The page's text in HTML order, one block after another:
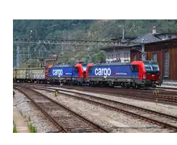
Kurort Rathen
Bahnhöfe (L - Q)
Leipzig (sonstige)
Lintorf